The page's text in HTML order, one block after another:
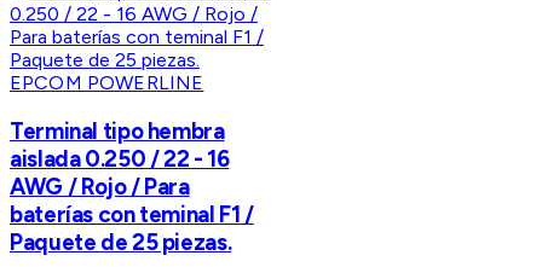
EPCOM POWERLINE
Terminal tipo hembra
aislada 0.250 / 22 - 16
AWG / Rojo / Para
baterías con teminal F1 /
Paquete de 25 piezas.